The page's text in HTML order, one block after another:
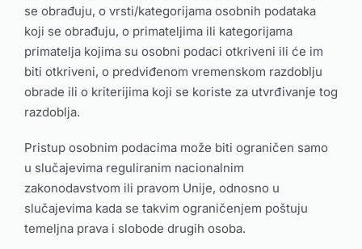
se obrađuju, o vrsti/kategorijama osobnih podataka
koji se obrađuju, o primateljima ili kategorijama
primatelja kojima su osobni podaci otkriveni ili će im
biti otkriveni, o predviđenom vremenskom razdoblju
obrade ili o kriterijima koji se koriste za utvrđivanje tog
razdoblja.
Pristup osobnim podacima može biti ograničen samo
u slučajevima reguliranim nacionalnim
zakonodavstvom ili pravom Unije, odnosno u
slučajevima kada se takvim ograničenjem poštuju
temeljna prava i slobode drugih osoba.